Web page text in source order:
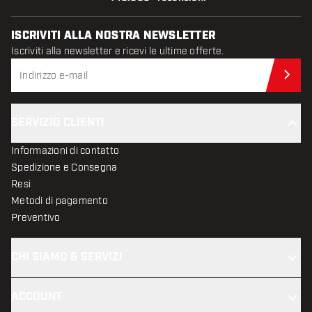
ISCRIVITI ALLA NOSTRA NEWSLETTER
Iscriviti alla newsletter e ricevi le ultime offerte.
Informazioni di contatto
Spedizione e Consegna
Resi
Metodi di pagamento
Preventivo